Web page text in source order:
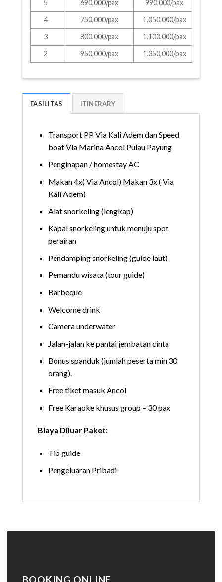
5 690,000/pax
990,000/pax
4
750,000/pax
1.050,000/pax
3
800,000/pax
1.100,000/pax
2
950,000/pax 1.350,000/pax
FASILITAS ITINERARY
Transport PP Via Kali Adem dan Speed
boat Via Marina Ancol Pulau Payung
Penginapan / homestay AC
Makan 4x( Via Ancol) Makan 3x ( Via
Kali Adem)
Alat snorkeling (lengkap)
Kapal snorkeling untuk menuju spot
perairan
Pendamping snorkeling (guide laut)
Pemandu wisata (tour guide)
Barbeque
Welcome drink
Camera underwater
Jalan-jalan ke pantai jembatan cinta
Bonus spanduk (jumlah peserta min 30
orang).
Free tiket masuk Ancol
Free Karaoke khusus group – 30 pax
Biaya Diluar Paket:
Tip guide
Pengeluaran Pribadi
BOOKING ONLINE